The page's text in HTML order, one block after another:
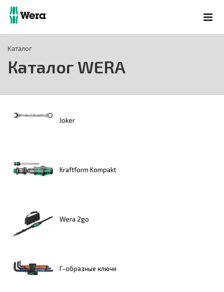
Каталог
Каталог WERA
Joker
Kraftform Kompakt
Wera 2go
Г-образные ключи